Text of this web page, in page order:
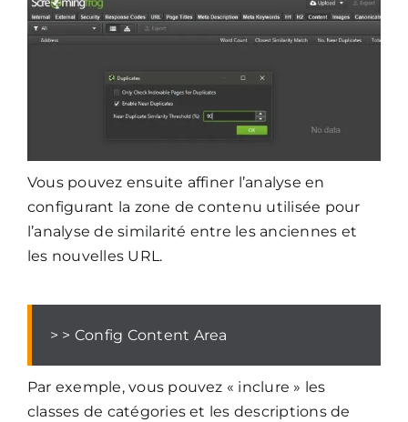
Vous pouvez ensuite affiner l’analyse en
configurant la zone de contenu utilisée pour
l’analyse de similarité entre les anciennes et
les nouvelles URL.
> > Config Content Area
Par exemple, vous pouvez « inclure » les
classes de catégories et les descriptions de